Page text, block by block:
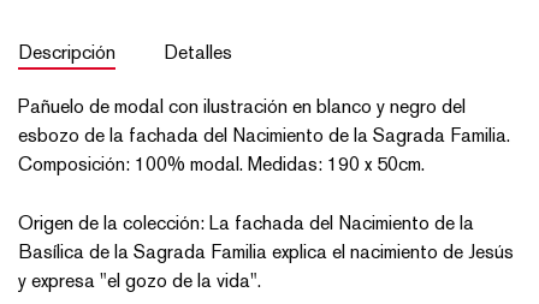
Descripción Detalles
Pañuelo de modal con ilustración en blanco y negro del
esbozo de la fachada del Nacimiento de la Sagrada Familia.
Composición: 100% modal. Medidas: 190 x 50cm.
Origen de la colección: La fachada del Nacimiento de la
Basílica de la Sagrada Familia explica el nacimiento de Jesús
y expresa "el gozo de la vida".